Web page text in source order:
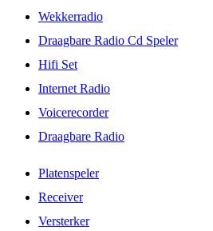
Wekkerradio
Draagbare Radio Cd Speler
Hifi Set
Internet Radio
Voicerecorder
Draagbare Radio
Platenspeler
Receiver
Versterker